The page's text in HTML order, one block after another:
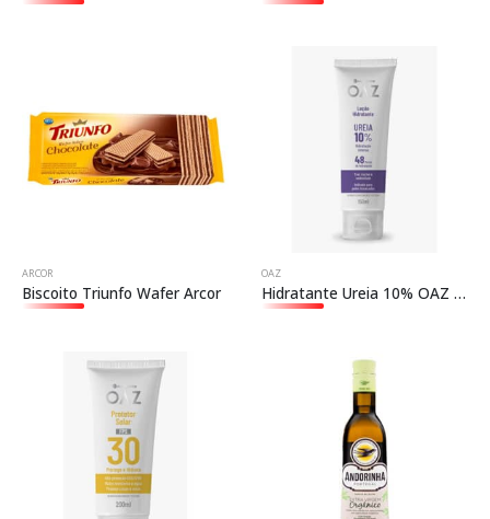
ARCOR
Biscoito Triunfo Wafer Arcor
OAZ
Hidratante Ureia 10% OAZ – 150 mL